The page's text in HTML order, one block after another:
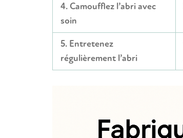
4. Camoufflez l’abri avec
soin
5. Entretenez
régulièrement l’abri